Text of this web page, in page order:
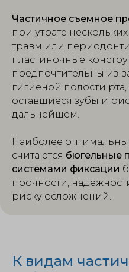
Частичное съемное
при утрате
травм или
пластиночные
предпочтительны из-
гигиеной полости
оставшиеся зубы и
дальнейшем.
Наиболее
считаются бюгельные
системами фиксации
прочности,
риску осложнений.
К видам